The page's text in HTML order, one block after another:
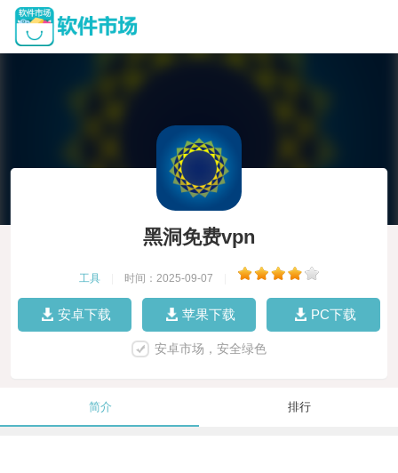
黑洞免费vpn
工具 时间：2025-09-07
安卓下载 苹果下载 PC下载
安卓市场，安全绿色
简介 排行